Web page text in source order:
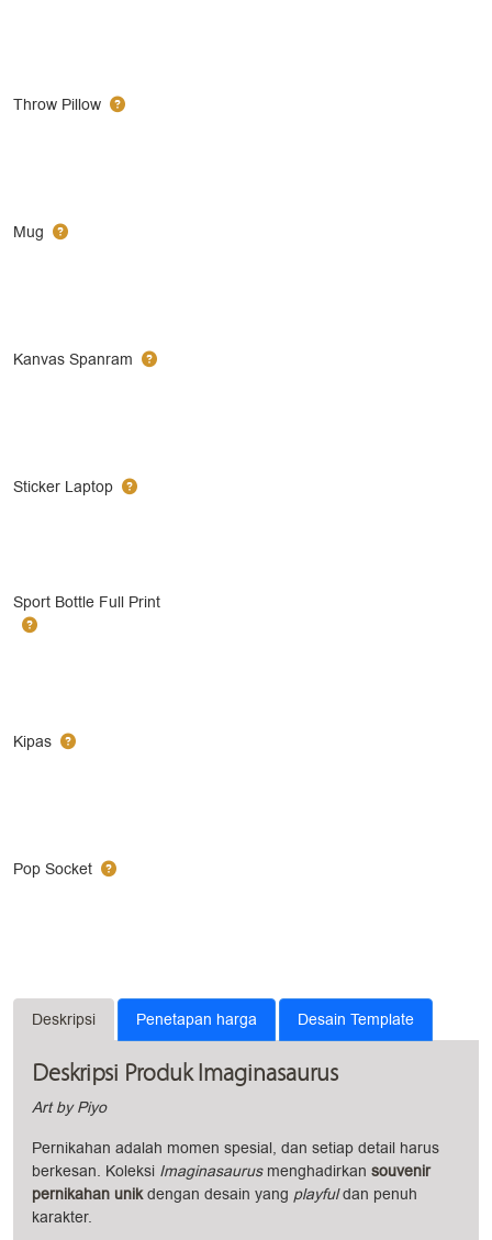
Throw Pillow
Mug
Kanvas Spanram
Sticker Laptop
Sport Bottle Full Print
Kipas
Pop Socket
Deskripsi Penetapan harga Desain Template
Deskripsi Produk Imaginasaurus
Art by Piyo
Pernikahan adalah momen spesial, dan setiap detail harus
berkesan. Koleksi Imaginasaurus menghadirkan souvenir
pernikahan unikdengan desain yang playfuldan penuh
karakter.